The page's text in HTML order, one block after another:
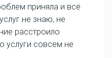
приняла и всё
не знаю, не
расстроило
услуги совсем не